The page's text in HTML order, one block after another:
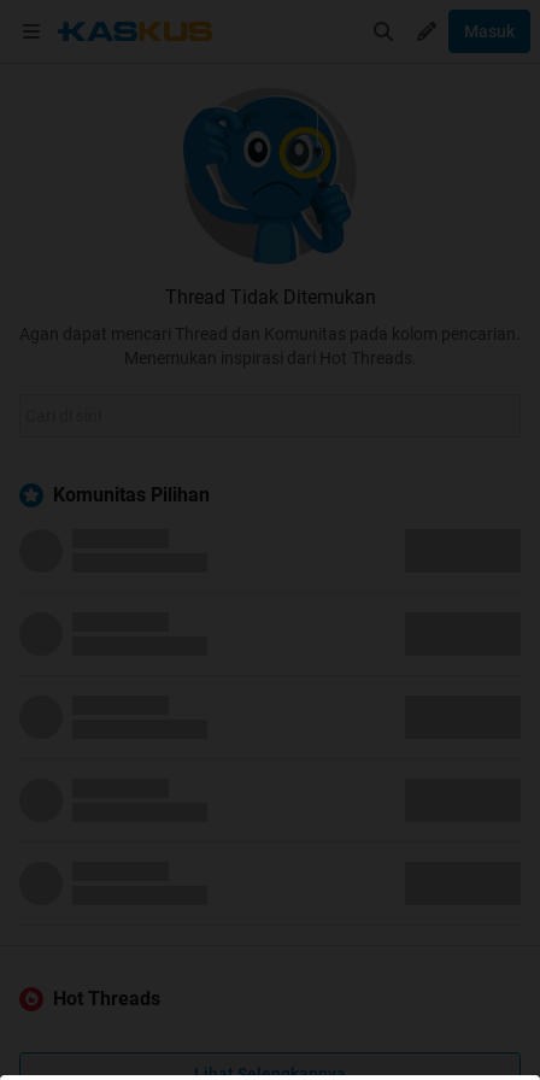
Masuk
Thread Tidak Ditemukan
Agan dapat mencari Thread dan Komunitas pada kolom pencarian.
Menemukan inspirasi dari Hot Threads.
Komunitas Pilihan
Hot Threads
Lihat Selengkapnya